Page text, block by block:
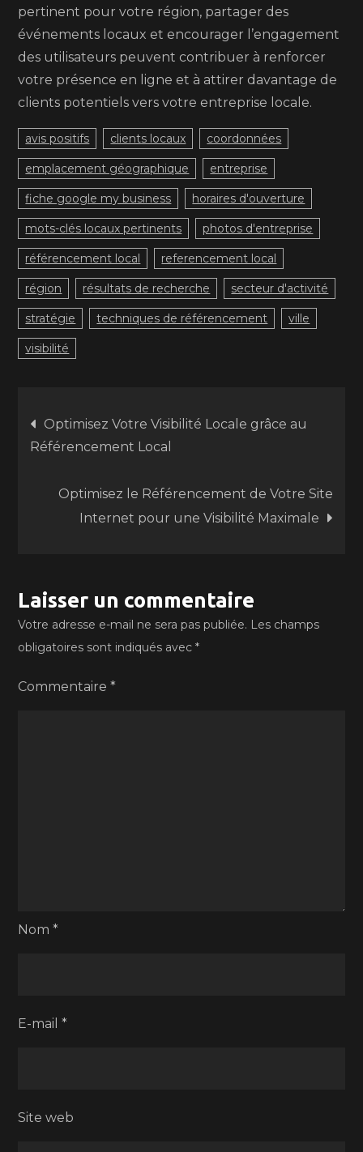
pertinent pour votre région, partager des
événements locaux et encourager l’engagement
des utilisateurs peuvent contribuer à renforcer
votre présence en ligne et à attirer davantage de
clients potentiels vers votre entreprise locale.
avis positifs clients locaux coordonnées
emplacement géographique entreprise
fiche google my business horaires d'ouverture
mots-clés locaux pertinents photos d'entreprise
référencement local referencement local
région résultats de recherche secteur d'activité
stratégie techniques de référencement ville
visibilité
Navigation
de
l’article
Optimisez Votre Visibilité Locale grâce au
Référencement Local
Optimisez le Référencement de Votre Site
Internet pour une Visibilité Maximale
Laisser un commentaire
Votre adresse e-mail ne sera pas publiée. Les champs
obligatoires sont indiqués avec*
Commentaire*
Nom*
E-mail*
Site web